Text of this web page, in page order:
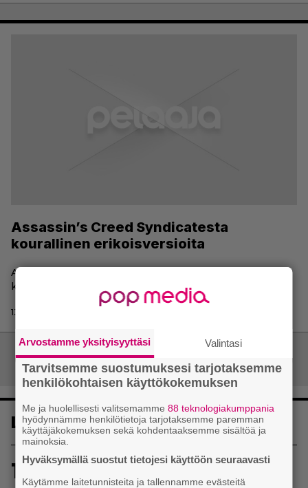
Assassin’s Creed Syndicatesta
kourallinen erikoisversioita
Assassin's Creed Syndicaten saa halutessaan hyvinkin
koreassa paketissa.
13.5.2015 08:12 | Johanna Puustinen
Artikkelien
selaus
Vanhemmat artikkelit
Luetuimmat
1
Uusi PS Plus -seikkailupeli on saanut
huippuarvostelut – saapui heti julkaisupäivänään
Arvostamme yksityisyyttäsi Valintasi
Tarvitsemme suostumuksesi tarjotaksemme
henkilökohtaisen käyttökokemuksen
Me ja huolellisesti valitsemamme88 teknologiakumppania
hyödynnämme henkilötietoja tarjotaksemme paremman
käyttäjäkokemuksen sekä kohdentaaksemme sisältöä ja
mainoksia.
Hyväksymällä suostut tietojesi käyttöön seuraavasti
Käytämme laitetunnisteita ja tallennamme evästeitä